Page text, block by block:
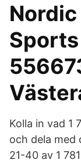
Kolla in vad 1
och dela med
21-40 av 1